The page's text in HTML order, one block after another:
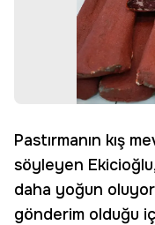
Pastırmanın kış
söyleyen
daha yoğun
gönderim olduğu